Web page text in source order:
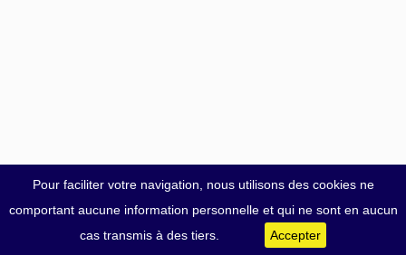
Pour faciliter votre navigation, nous utilisons des cookies ne
comportant aucune information personnelle et qui ne sont en aucun
cas transmis à des tiers.
Accepter